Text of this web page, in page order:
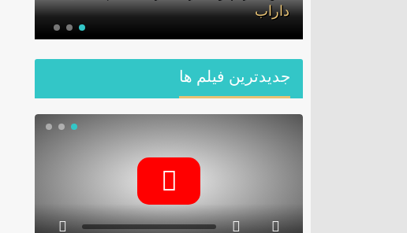
داراب
جديدترين فیلم ها